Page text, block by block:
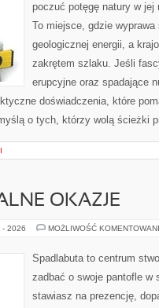
poczuć potęgę natury w jej
To miejsce, gdzie
geologicznej energii, a
zakrętem szlaku. Jeśli
erupcyjne oraz spadające
doświadczenia, które
o tych, którzy wolą ścieżki
OKAZJE
- 2026 MOŻLIWOŚĆ
Spadlabuta to centrum
zadbać o swoje pantofle w
stawiasz na prezencję,